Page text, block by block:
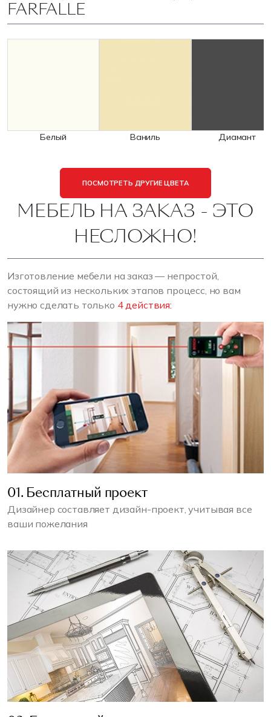
FARFALLE
Белый Ваниль Диамант
ПОСМОТРЕТЬ ДРУГИЕ ЦВЕТА
МЕБЕЛЬ НА ЗАКАЗ - ЭТО
НЕСЛОЖНО!
Изготовление мебели на заказ — непростой,
состоящий из нескольких этапов процесс, но вам
нужно сделать только 4 действия:
01. Бесплатный проект
Дизайнер составляет дизайн-проект, учитывая все
ваши пожелания